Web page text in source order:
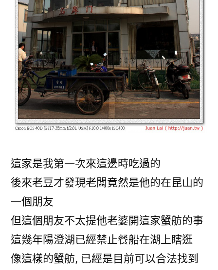
這家是我第一次來這邊時吃過的
後來老豆才發現老闆竟然是他的在昆山的
一個朋友
但這個朋友不太提他老婆開這家蟹舫的事
這幾年陽澄湖已經禁止餐船在湖上瞎逛
像這樣的蟹舫, 已經是目前可以合法找到